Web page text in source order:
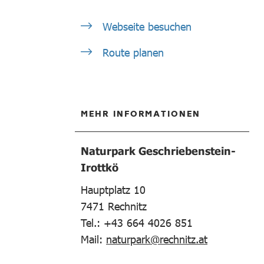
Webseite besuchen
Route planen
MEHR INFORMATIONEN
Naturpark Geschriebenstein-
Irottkö
Hauptplatz 10
7471 Rechnitz
Tel.: +43 664 4026 851
Mail: naturpark@rechnitz.at